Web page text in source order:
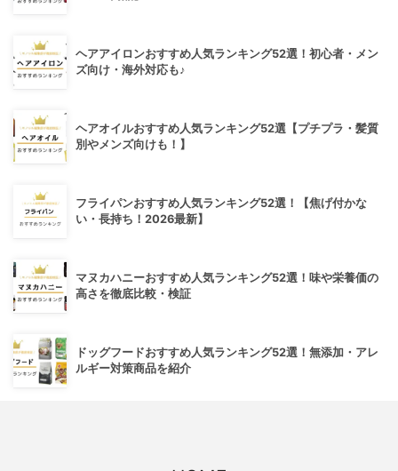
ヘアアイロンおすすめ人気ランキング52選！初心者・メン
ズ向け・海外対応も♪
ヘアオイルおすすめ人気ランキング52選【プチプラ・髪質
別やメンズ向けも！】
フライパンおすすめ人気ランキング52選！【焦げ付かな
い・長持ち！2026最新】
マヌカハニーおすすめ人気ランキング52選！味や栄養価の
高さを徹底比較・検証
ドッグフードおすすめ人気ランキング52選！無添加・アレ
ルギー対策商品を紹介